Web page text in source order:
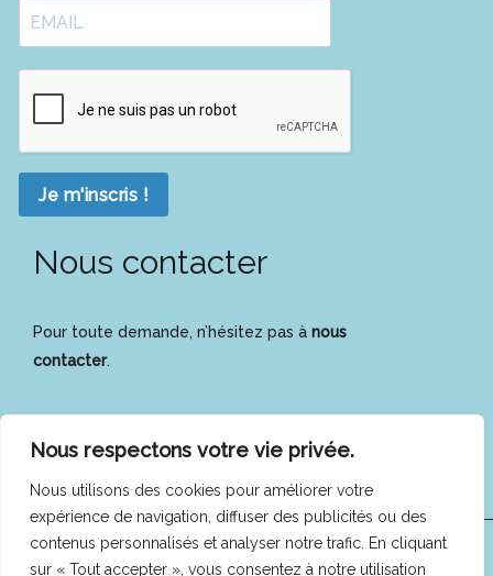
Nous respectons votre vie privée.
Nous utilisons des cookies pour améliorer votre
expérience de navigation, diffuser des publicités ou des
contenus personnalisés et analyser notre trafic. En cliquant
sur « Tout accepter », vous consentez à notre utilisation
Je m'inscris !
Nous contacter
Pour toute demande, n’hésitez pas à nous
contacter.
COFEES © 2025 -Mentions légales|Politique de